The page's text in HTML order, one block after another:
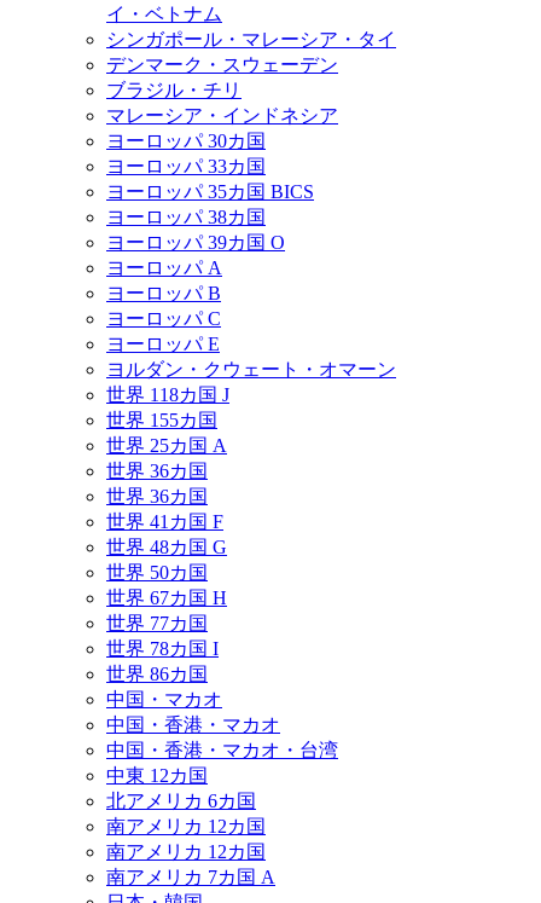
イ・ベトナム
シンガポール・マレーシア・タイ
デンマーク・スウェーデン
ブラジル・チリ
マレーシア・インドネシア
ヨーロッパ 30カ国
ヨーロッパ 33カ国
ヨーロッパ 35カ国 BICS
ヨーロッパ 38カ国
ヨーロッパ 39カ国 O
ヨーロッパ A
ヨーロッパ B
ヨーロッパ C
ヨーロッパ E
ヨルダン・クウェート・オマーン
世界 118カ国 J
世界 155カ国
世界 25カ国 A
世界 36カ国
世界 36カ国
世界 41カ国 F
世界 48カ国 G
世界 50カ国
世界 67カ国 H
世界 77カ国
世界 78カ国 I
世界 86カ国
中国・マカオ
中国・香港・マカオ
中国・香港・マカオ・台湾
中東 12カ国
北アメリカ 6カ国
南アメリカ 12カ国
南アメリカ 12カ国
南アメリカ 7カ国 A